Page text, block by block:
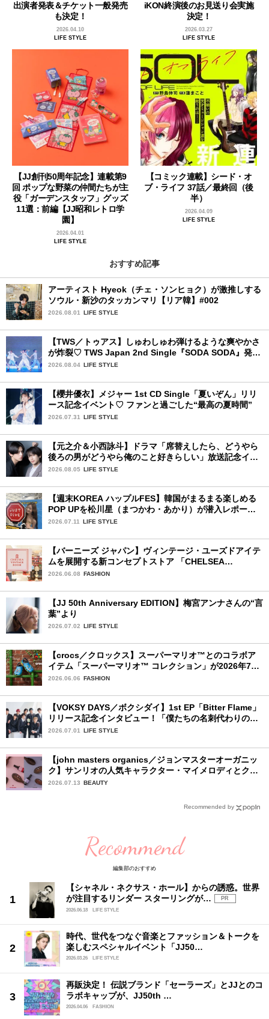
出演者発表＆チケット一般発売
も決定！
2026.04.10
LIFE STYLE
iKON終演後のお見送り会実施
決定！
2026.03.27
LIFE STYLE
【JJ創刊50周年記念】連載第9
回 ポップな野菜の仲間たちが主
役「ガーデンスタッフ」グッズ
11選：前編【JJ昭和レトロ学
園】
2026.04.01
LIFE STYLE
【コミック連載】シード・オ
ブ・ライフ 37話／最終回（後
半）
2026.04.09
LIFE STYLE
おすすめ記事
アーティスト Hyeok（チェ・ソンヒョク）が激推しする
ソウル・新沙のタッカンマリ【リア韓】#002
2026.08.01 LIFE STYLE
【TWS／トゥアス】しゅわしゅわ弾けるような爽やかさ
が炸裂♡ TWS Japan 2nd Single『SODA SODA』発売
記念SPECIAL SHOWCASEを詳細レポ
2026.08.04 LIFE STYLE
【櫻井優衣】メジャー 1st CD Single「夏いぞん」リリ
ース記念イベント♡ ファンと過ごした“最高の夏時間”
2026.07.31 LIFE STYLE
【元之介＆小西詠斗】ドラマ「席替えしたら、どうやら
後ろの男がどうやら俺のこと好きらしい」放送記念イン
タビュー♡ 「自然と詠斗くんが可愛く見えたんです」
2026.08.05 LIFE STYLE
【週末KOREA ハップルFES】韓国がまるまる楽しめる
POP UPを松川星（まつかわ・あかり）が潜入レポート
♡
2026.07.11 LIFE STYLE
【バーニーズ ジャパン】ヴィンテージ・ユーズドアイテ
ムを展開する新コンセプトストア 「CHELSEA
VINTAGE ROOM」が誕生
2026.06.08 FASHION
【JJ 50th Anniversary EDITION】梅宮アンナさんの“言
葉”より
2026.07.02 LIFE STYLE
【crocs／クロックス】スーパーマリオ™とのコラボア
イテム「スーパーマリオ™ コレクション」が2026年7月
16日より発売開始！
2026.06.06 FASHION
【VOKSY DAYS／ボクシダイ】1st EP「Bitter Flame」
リリース記念インタビュー！「僕たちの名刺代わりのよ
うなアルバム」
2026.07.01 LIFE STYLE
【john masters organics／ジョンマスターオーガニッ
ク】サンリオの人気キャラクター・マイメロディとクロ
ミ限定デザイン♡ ヘアブラシとヘアオイルが7月16日
2026.07.13 BEAUTY
Recommended by
Recommend
編集部のおすすめ
【シャネル・ネクサス・ホール】からの誘惑。世界
が注目するリンダー スターリングが…
PR
2026.06.18
LIFE STYLE
時代、世代をつなぐ音楽とファッション＆トークを
楽しむスペシャルイベント「JJ50…
2026.03.26 LIFE STYLE
再販決定！ 伝説ブランド「セーラーズ」とJJとのコ
ラボキャップが、JJ50th …
2026.04.06 FASHION